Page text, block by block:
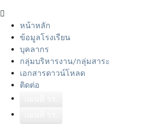
หน้าหลัก
ข้อมูลโรงเรียน
บุคลากร
กลุ่มบริหารงาน/กลุ่มสาระ
เอกสารดาวน์โหลด
ติดต่อ